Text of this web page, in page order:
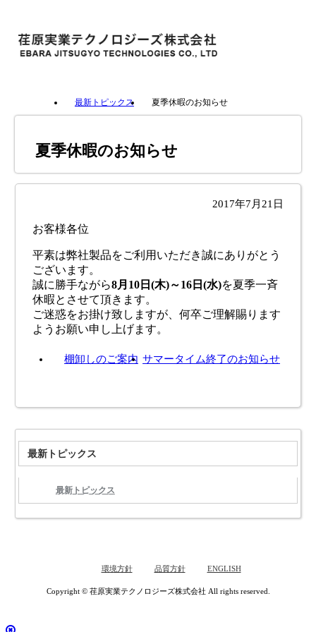
最新トピックス 夏季休暇のお知らせ
夏季休暇のお知らせ
2017年7月21日
お客様各位
平素は弊社製品をご利用いただき誠にありがとう
ございます。
誠に勝手ながら8月10日(木)～16日(水)を夏季一斉
休暇とさせて頂きます。
ご迷惑をお掛け致しますが、何卒ご理解賜ります
ようお願い申し上げます。
棚卸しのご案内 サマータイム終了のお知らせ
最新トピックス
最新トピックス
環境方針 品質方針 ENGLISH
Copyright © 荏原実業テクノロジーズ株式会社 All rights reserved.